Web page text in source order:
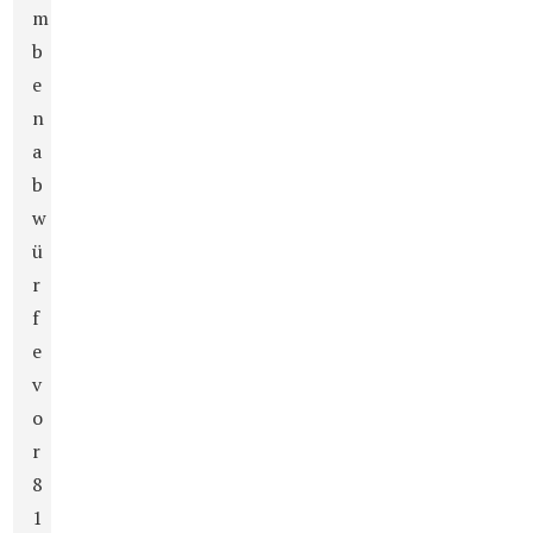
m
b
e
n
a
b
w
ü
r
f
e
v
o
r
8
1